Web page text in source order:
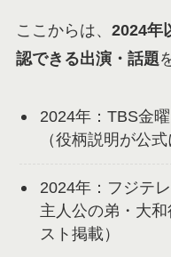
ここからは、 2024年
認できる出演・話題
2024年：TBS金
（役柄説明が公式
2024年：フジテ
主人公の弟・大
スト掲載）